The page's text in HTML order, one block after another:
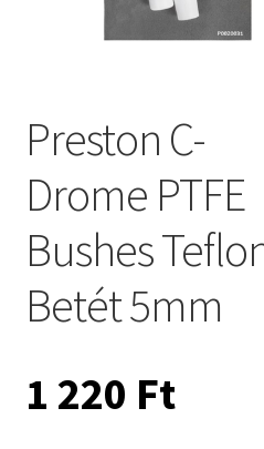
Preston C-
Drome PTFE
Bushes
Betét 5mm
1 220 Ft